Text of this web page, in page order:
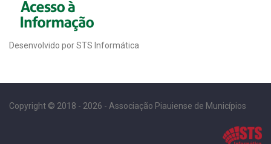
Desenvolvido por STS Informática
Copyright © 2018 - 2026 - Associação Piauiense de Municípios